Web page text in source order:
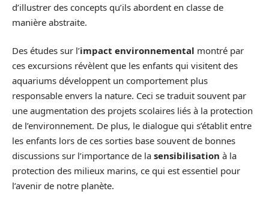
d’illustrer des concepts qu’ils abordent en classe de
manière abstraite.
Des études sur l’impact environnemental montré par
ces excursions révèlent que les enfants qui visitent des
aquariums développent un comportement plus
responsable envers la nature. Ceci se traduit souvent par
une augmentation des projets scolaires liés à la protection
de l’environnement. De plus, le dialogue qui s’établit entre
les enfants lors de ces sorties base souvent de bonnes
discussions sur l’importance de la sensibilisation à la
protection des milieux marins, ce qui est essentiel pour
l’avenir de notre planète.